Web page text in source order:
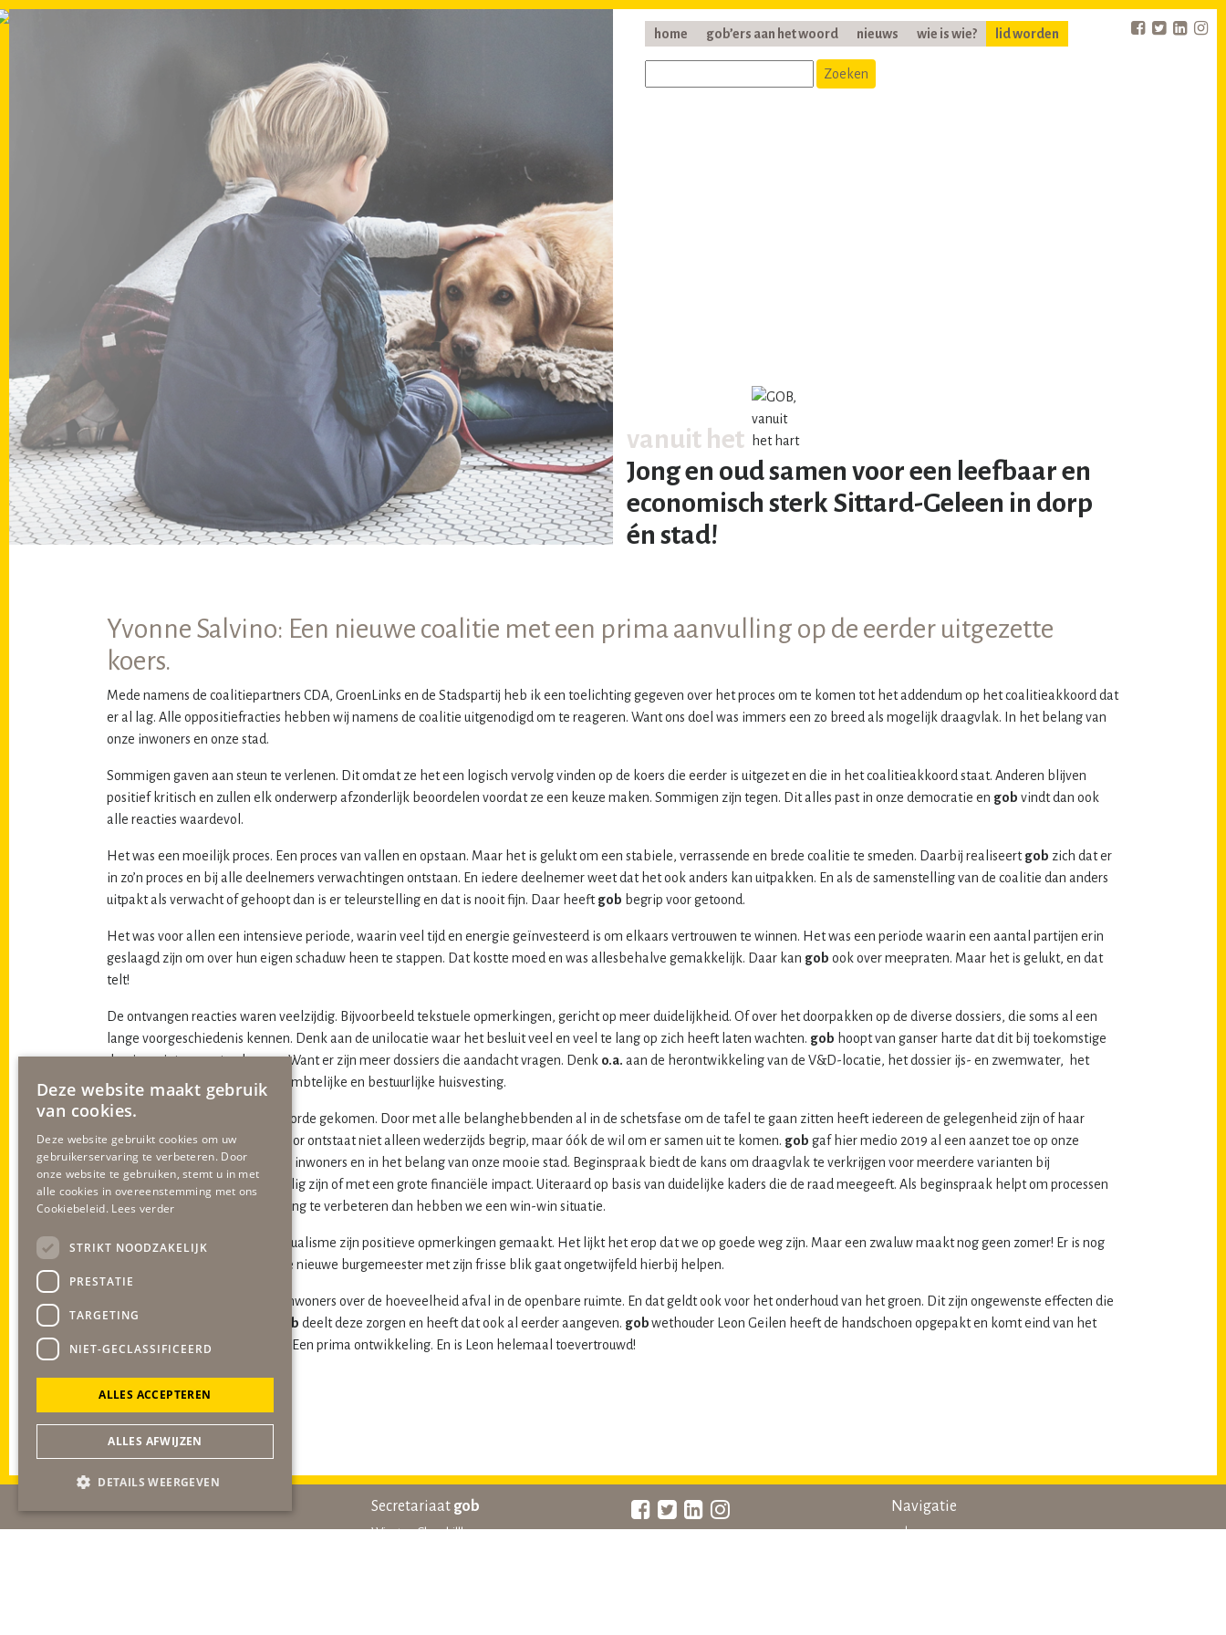
home gob’ers aan het woord nieuws wie is wie? lid worden
vanuit het
Jong en oud samen voor een leefbaar en
economisch sterk Sittard-Geleen in dorp
én stad!
Yvonne Salvino: Een nieuwe coalitie met een prima aanvulling op de eerder uitgezette
koers.
Mede namens de coalitiepartners CDA, GroenLinks en de Stadspartij heb ik een toelichting gegeven over het proces om te komen tot het addendum op het coalitieakkoord dat
er al lag. Alle oppositiefracties hebben wij namens de coalitie uitgenodigd om te reageren. Want ons doel was immers een zo breed als mogelijk draagvlak. In het belang van
onze inwoners en onze stad.
Sommigen gaven aan steun te verlenen. Dit omdat ze het een logisch vervolg vinden op de koers die eerder is uitgezet en die in het coalitieakkoord staat. Anderen blijven
positief kritisch en zullen elk onderwerp afzonderlijk beoordelen voordat ze een keuze maken. Sommigen zijn tegen. Dit alles past in onze democratie en gob vindt dan ook
alle reacties waardevol.
Het was een moeilijk proces. Een proces van vallen en opstaan. Maar het is gelukt om een stabiele, verrassende en brede coalitie te smeden. Daarbij realiseertgob zich dat er
in zo’n proces en bij alle deelnemers verwachtingen ontstaan. En iedere deelnemer weet dat het ook anders kan uitpakken. En als de samenstelling van de coalitie dan anders
uitpakt als verwacht of gehoopt dan is er teleurstelling en dat is nooit fijn. Daar heeftgob begrip voor getoond.
Het was voor allen een intensieve periode, waarin veel tijd en energie geïnvesteerd is om elkaars vertrouwen te winnen. Het was een periode waarin een aantal partijen erin
geslaagd zijn om over hun eigen schaduw heen te stappen. Dat kostte moed en was allesbehalve gemakkelijk. Daar kan gob ook over meepraten. Maar het is gelukt, en dat
telt!
De ontvangen reacties waren veelzijdig. Bijvoorbeeld tekstuele opmerkingen, gericht op meer duidelijkheid. Of over het doorpakken op de diverse dossiers, die soms al een
lange voorgeschiedenis kennen. Denk aan de unilocatie waar het besluit veel en veel te lang op zich heeft laten wachten. gob hoopt van ganser harte dat dit bij toekomstige
dossiers niet zo gaat gebeuren. Want er zijn meer dossiers die aandacht vragen. Denk o.a. aan de herontwikkeling van de V&D-locatie, het dossier ijs- en zwemwater, het
horecastraatje in Geleen of de ambtelijke en bestuurlijke huisvesting.
Beginspraak is uitvoerig aan de orde gekomen. Door met alle belanghebbenden al in de schetsfase om de tafel te gaan zitten heeft iedereen de gelegenheid zijn of haar
standpunt toe te lichten. Daardoor ontstaat niet alleen wederzijds begrip, maar óók de wil om er samen uit te komen. gob gaf hier medio 2019 al een aanzet toe op onze
website. In het belang van onze inwoners en in het belang van onze mooie stad. Beginspraak biedt de kans om draagvlak te verkrijgen voor meerdere varianten bij
onderwerpen die politiek gevoelig zijn of met een grote financiële impact. Uiteraard op basis van duidelijke kaders die de raad meegeeft. Als beginspraak helpt om processen
te versnellen en de besluitvorming te verbeteren dan hebben we een win-win situatie.
Over de bestuurscultuur en het dualisme zijn positieve opmerkingen gemaakt. Het lijkt het erop dat we op goede weg zijn. Maar een zwaluw maakt nog geen zomer! Er is nog
wel wat werk te verzetten. Onze nieuwe burgemeester met zijn frisse blik gaat ongetwijfeld hierbij helpen.
Terecht is de irritatie van onze inwoners over de hoeveelheid afval in de openbare ruimte. En dat geldt ook voor het onderhoud van het groen. Dit zijn ongewenste effecten die
we met zijn allen niet willen!
gob deelt deze zorgen en heeft dat ook al eerder aangeven. gobwethouder Leon Geilen heeft de handschoen opgepakt en komt eind van het
jaar met een nieuw afvalbeleid. Een prima ontwikkeling. En is Leon helemaal toevertrouwd!
Yvonne Salvino
Secretariaat gob
Winston Churchilllaan 19
Navigatie
home
Deze website maakt gebruik
van cookies.
Deze website gebruikt cookies om uw
gebruikerservaring te verbeteren. Door
onze website te gebruiken, stemt u in met
alle cookies in overeenstemming met ons
Cookiebeleid. Lees verder
STRIKT NOODZAKELIJK
PRESTATIE
TARGETING
NIET-GECLASSIFICEERD
ALLES ACCEPTEREN
ALLES AFWIJZEN
DETAILS WEERGEVEN